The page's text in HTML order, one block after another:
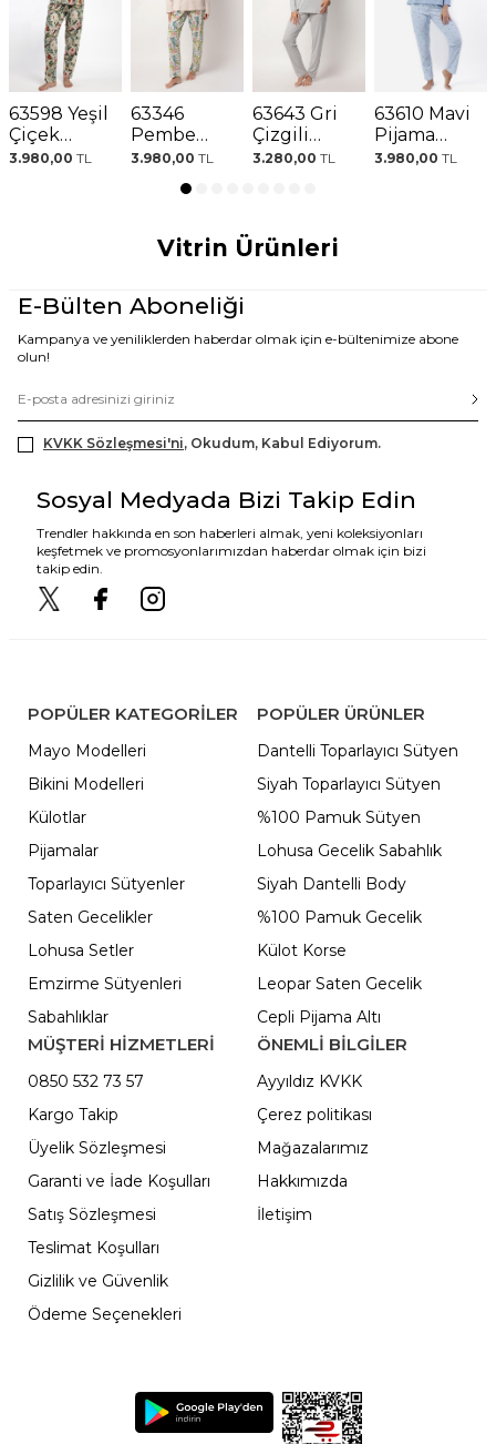
63598 Yeşil
Çiçek
Desenli
3.980,00 TL
63346
Pembe
Çiçek
Pijama
3.980,00 TL
63643 Gri
Çizgili
Pijama
3.280,00 TL
63610 Mavi
Pijama
Takımı
3.980,00 TL
Vitrin Ürünleri
E-Bülten Aboneliği
Kampanya ve yeniliklerden haberdar olmak için e-bültenimize abone
olun!
KVKK Sözleşmesi'ni, Okudum, Kabul Ediyorum.
Sosyal Medyada Bizi Takip Edin
Trendler hakkında en son haberleri almak, yeni koleksiyonları
keşfetmek ve promosyonlarımızdan haberdar olmak için bizi
takip edin.
POPÜLER KATEGORILER
Mayo Modelleri
Bikini Modelleri
Külotlar
Pijamalar
Toparlayıcı Sütyenler
Saten Gecelikler
Lohusa Setler
Emzirme Sütyenleri
Sabahlıklar
POPÜLER ÜRÜNLER
Dantelli Toparlayıcı Sütyen
Siyah Toparlayıcı Sütyen
%100 Pamuk Sütyen
Lohusa Gecelik Sabahlık
Siyah Dantelli Body
%100 Pamuk Gecelik
Külot Korse
Leopar Saten Gecelik
Cepli Pijama Altı
MÜŞTERİ HİZMETLERİ
0850 532 73 57
Kargo Takip
Üyelik Sözleşmesi
Garanti ve İade Koşulları
Satış Sözleşmesi
Teslimat Koşulları
Gizlilik ve Güvenlik
Ödeme Seçenekleri
ÖNEMLI BILGILER
Ayyıldız KVKK
Çerez politikası
Mağazalarımız
Hakkımızda
İletişim